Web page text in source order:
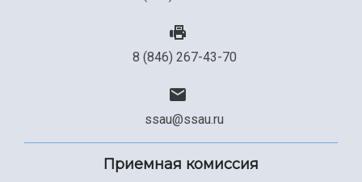
8 (846) 267-43-70
ssau@ssau.ru
Приемная комиссия